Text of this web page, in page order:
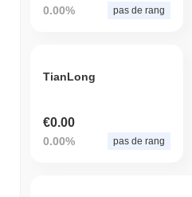
0.00% pas de rang
TianLong
€0.00
0.00% pas de rang